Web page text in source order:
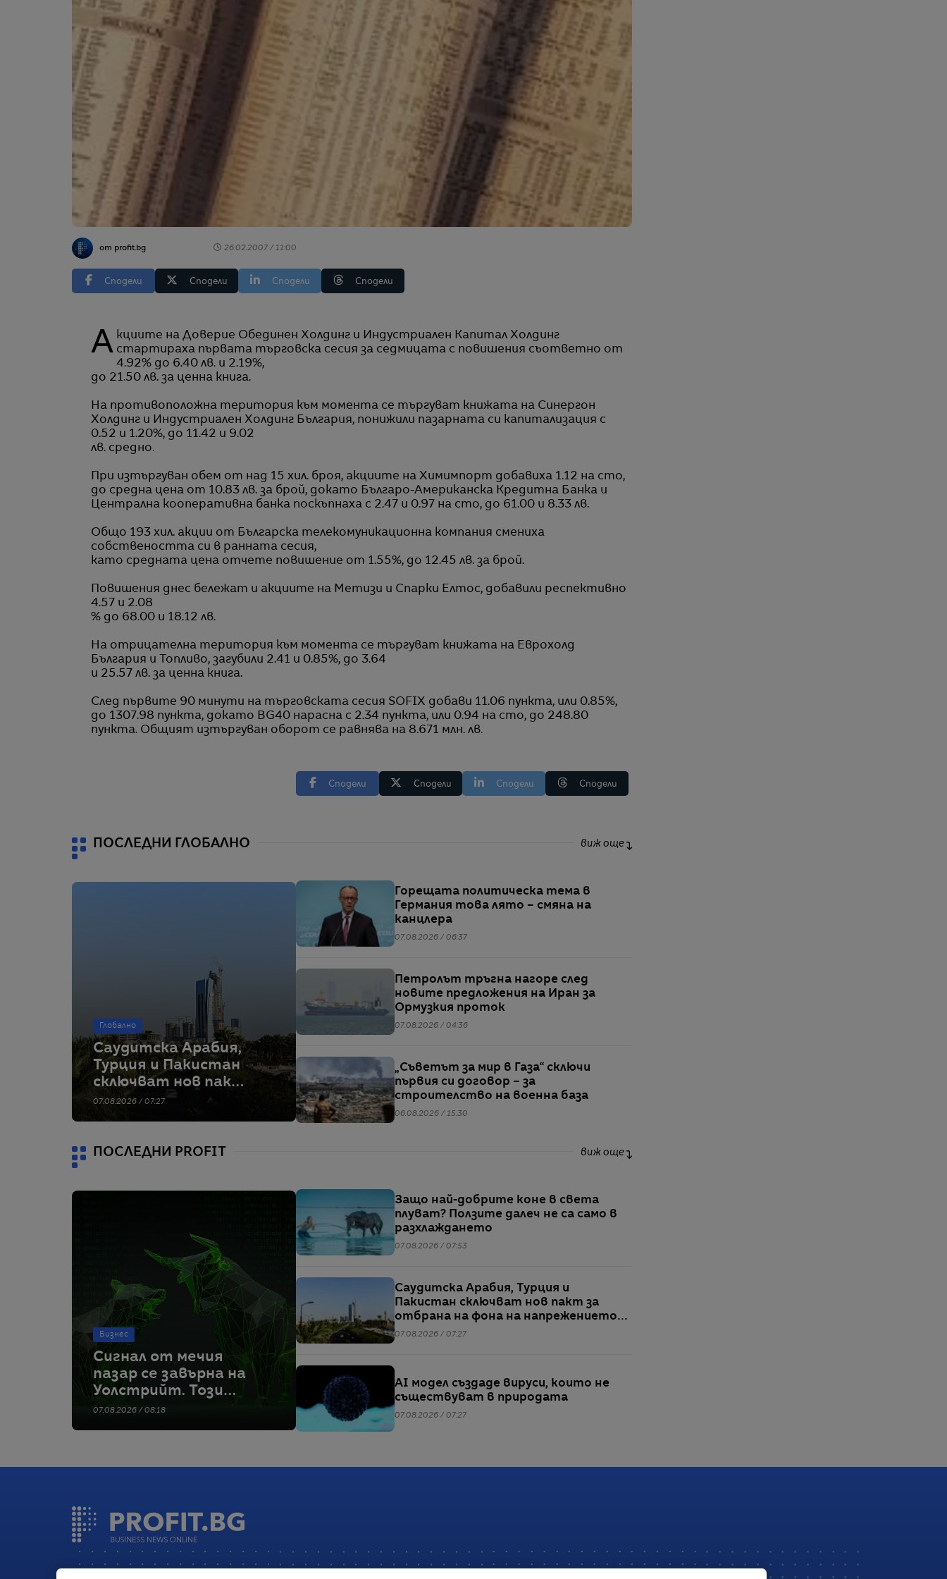
от profit.bg 26.02.2007 / 11:00
Сподели Сподели Сподели Сподели
Акциите наДоверие Обединен Холдинг и Индустриален Капитал Холдинг
стартираха първата търговска сесия за седмицата с повишения съответно от
4.92% до 6.40 лв. и 2.19%,
до 21.50 лв. за ценна книга.
На противоположна територия към момента се търгуват книжата на Синергон
Холдинг и Индустриален Холдинг България, понижили пазарната си капитализация с
0.52 и 1.20%, до 11.42 и 9.02
лв. средно.
При изтъргуван обем от над 15 хил. броя, акциите на Химимпорт добавиха 1.12 на сто,
до средна цена от 10.83 лв. за брой, докато Българо-Американска Кредитна Банка и
Централна кооперативна банка поскъпнаха с 2.47 и 0.97 на сто, до 61.00 и 8.33 лв.
Общо 193 хил. акции от Българска телекомуникационна компания смениха
собствеността си в ранната сесия,
като средната цена отчете повишение от 1.55%, до 12.45 лв. за брой.
Повишения днес бележат и акциите на Метизи и Спарки Елтос, добавили респективно
4.57 и 2.08
% до 68.00 и 18.12 лв.
На отрицателна територия към момента се търгуват книжата на Еврохолд
България и Топливо, загубили 2.41 и 0.85%, до 3.64
и 25.57 лв. за ценна книга.
След първите 90 минути на търговската сесия SOFIX добави 11.06 пункта, или 0.85%,
до 1307.98 пункта, докато BG40 нарасна с 2.34 пункта, или 0.94 на сто, до 248.80
пункта. Общият изтъргуван оборот се равнява на 8.671 млн. лв.
Сподели Сподели Сподели Сподели
ПОСЛЕДНИ ГЛОБАЛНО виж още
Глобално
Саудитска Арабия,
Турция и Пакистан
сключват нов пакт
за отбрана на фона
07.08.2026 / 07:27
Горещата политическа тема в
Германия това лято – смяна на
канцлера
07.08.2026 / 06:37
Петролът тръгна нагоре след
новите предложения на Иран за
Ормузкия проток
07.08.2026 / 04:36
„Съветът за мир в Газа“ сключи
първия си договор – за
строителство на военна база
06.08.2026 / 15:30
ПОСЛЕДНИ PROFIT виж още
Бизнес
Сигнал от мечия
пазар се завърна на
Уолстрийт. Този
път може да е добра
07.08.2026 / 08:18
Защо най-добрите коне в света
плуват? Ползите далеч не са само в
разхлаждането
07.08.2026 / 07:53
Саудитска Арабия, Турция и
Пакистан сключват нов пакт за
отбрана на фона на напрежението
между САЩ и Иран
07.08.2026 / 07:27
AI модел създаде вируси, които не
съществуват в природата
07.08.2026 / 07:27